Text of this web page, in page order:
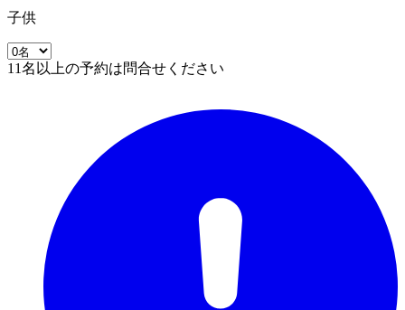
子供
11名以上の予約は問合せください